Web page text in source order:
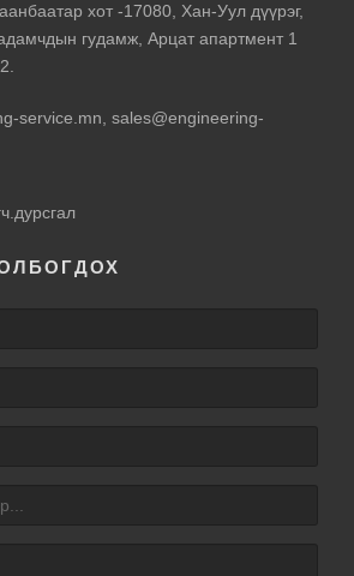
хот -17080, Хан-Уул дүүрэг,
гудамж, Арцат апартмент 1
service.mn, sales@engineering-